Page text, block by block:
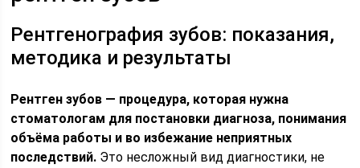
Рентгенография зубов: показания,
методика и результаты
Рентген зубов — процедура, которая нужна
стоматологам для постановки диагноза, понимания
объёма работы и во избежание неприятных
последствий. Это несложный вид диагностики, не